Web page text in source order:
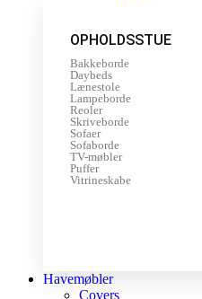
OPHOLDSSTUE
Bakkeborde
Daybeds
Lænestole
Lampeborde
Reoler
Skriveborde
Sofaer
Sofaborde
TV-møbler
Puffer
Vitrineskabe
Havemøbler
Covers